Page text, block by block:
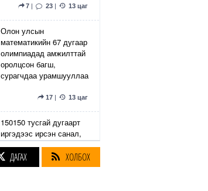
7 | 23 | 13 цаг
Олон улсын
математикийн 67 дугаар
олимпиадад амжилттай
оролцсон багш,
сурагчдаа урамшууллаа
17| 13 цаг
150150 тусгай дугаарт
иргэдээс ирсэн санал,
гомдлыг нийслэлийн
эрх бүхий 23 албан
тушаалтан хэрхэн
ДАГАХ ХОЛБОХ